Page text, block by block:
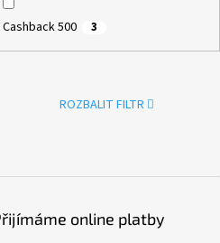
Cashback 500 3
ROZBALIT FILTR
online platby